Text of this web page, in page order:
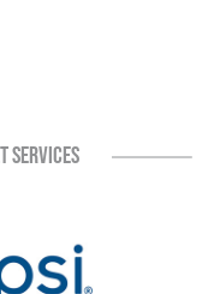
SERVICES